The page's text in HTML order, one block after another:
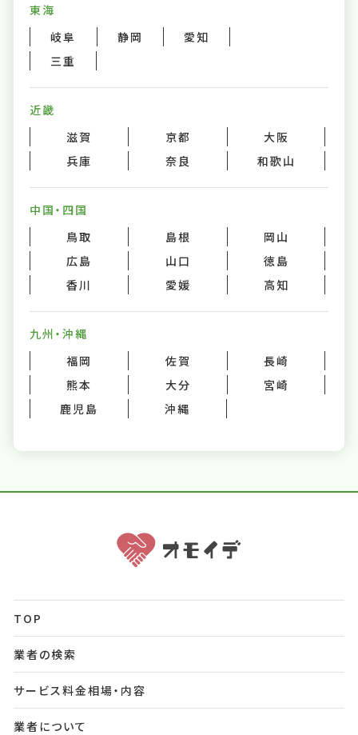
東海
岐阜
静岡
愛知
三重
近畿
滋賀
京都
大阪
兵庫
奈良 和歌山
中国・四国
鳥取
島根
岡山
広島
山口
徳島
香川
愛媛 高知
九州・沖縄
福岡
佐賀
長崎
熊本
大分
宮崎
鹿児島
沖縄
TOP
業者の検索
サービス料金相場・内容
業者について